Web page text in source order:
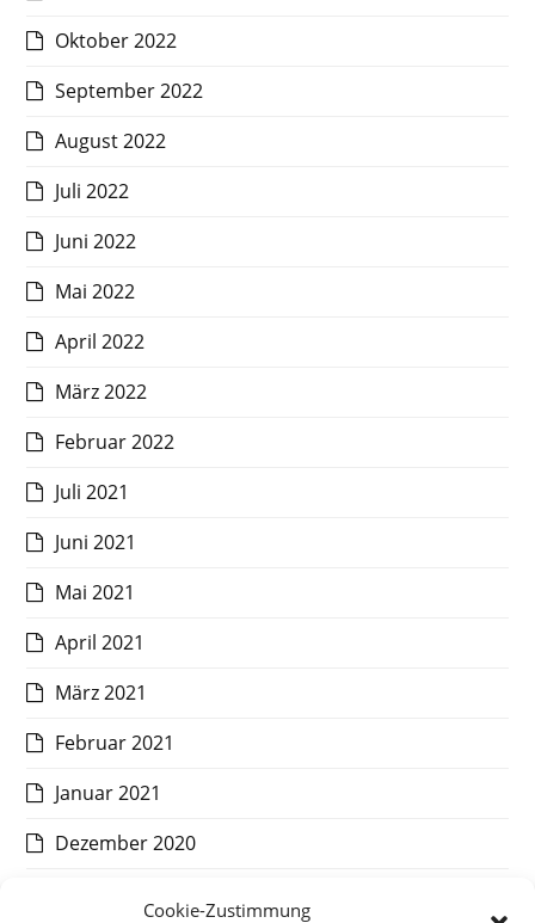
Cookie-Zustimmung
Oktober 2022
September 2022
August 2022
Juli 2022
Juni 2022
Mai 2022
April 2022
März 2022
Februar 2022
Juli 2021
Juni 2021
Mai 2021
April 2021
März 2021
Februar 2021
Januar 2021
Dezember 2020